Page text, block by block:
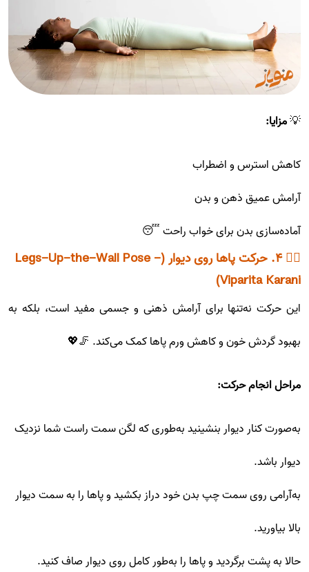
💡مزایا:
کاهش استرس و اضطراب
آرامش عمیق ذهن و بدن
آماده‌سازی بدن برای خواب راحت 😴
🧘‍♀️ ۴. حرکت پاها روی دیوار (Legs-Up-the-Wall Pose -
Viparita Karani)
این حرکت نه‌تنها برای آرامش ذهنی و جسمی مفید است، بلکه به
بهبود گردش خون و کاهش ورم پاها کمک می‌کند. 🦵💖
مراحل انجام حرکت:
به‌صورت کنار دیوار بنشینید به‌طوری که لگن سمت راست شما نزدیک
دیوار باشد.
به‌آرامی روی سمت چپ بدن خود دراز بکشید و پاها را به سمت دیوار
بالا بیاورید.
حالا به پشت برگردید و پاها را به‌طور کامل روی دیوار صاف کنید.